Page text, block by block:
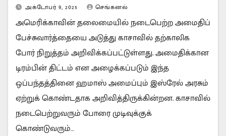
அக்டோபர் 9, 2025 செங்கனல்
அமெரிக்காவின் தலைமையில் நடைபெற்ற அமைதிப்
பேச்சுவார்த்தையை அடுத்து காசாவில் தற்காலிக
போர் நிறுத்தம் அறிவிக்கப்பட்டுள்ளது. அமைதிக்கான
டிரம்பின் திட்டம் என அழைக்கப்படும் இந்த
ஒப்பந்தத்தினை ஹமாஸ் அமைப்பும் இஸ்ரேல் அரசும்
ஏற்றுக் கொண்டதாக அறிவித்திருக்கின்றன. காசாவில்
நடைபெற்றுவரும் போரை முடிவுக்குக்
கொண்டுவரும்…